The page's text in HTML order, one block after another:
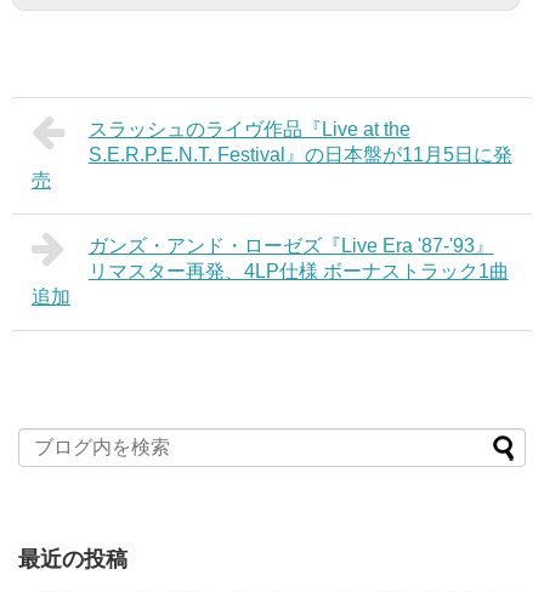
スラッシュのライヴ作品『Live at the
S.E.R.P.E.N.T. Festival』の日本盤が11月5日に発
売
ガンズ・アンド・ローゼズ『Live Era '87-'93』
リマスター再発、4LP仕様 ボーナストラック1曲
追加
最近の投稿